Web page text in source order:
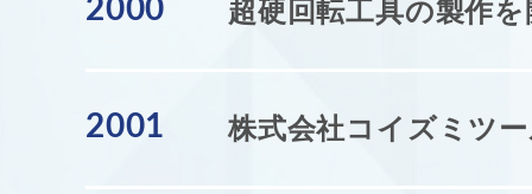
2000 超硬回転工具の製作を
2001 株式会社コイズミツ